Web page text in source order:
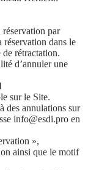
par
réservation dans le
rétractation.
d’annuler une
sur le Site.
des annulations sur
info@esdi.pro en
»,
ainsi que le motif